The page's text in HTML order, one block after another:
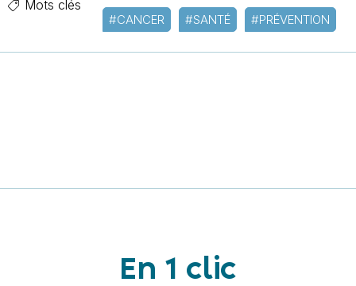
Mots clés
#CANCER #SANTÉ #PRÉVENTION
En 1 clic